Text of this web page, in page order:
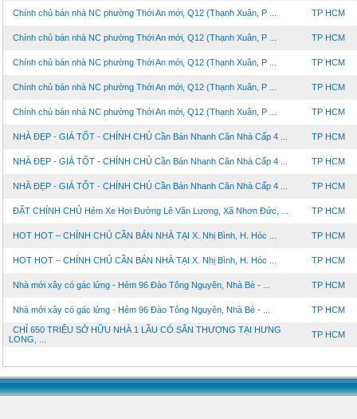
Chính chủ bán nhà NC phường Thới An mới, Q12 (Thạnh Xuân, P ... TP HCM
Chính chủ bán nhà NC phường Thới An mới, Q12 (Thạnh Xuân, P ... TP HCM
Chính chủ bán nhà NC phường Thới An mới, Q12 (Thạnh Xuân, P ... TP HCM
Chính chủ bán nhà NC phường Thới An mới, Q12 (Thạnh Xuân, P ... TP HCM
Chính chủ bán nhà NC phường Thới An mới, Q12 (Thạnh Xuân, P ... TP HCM
NHÀ ĐẸP - GIÁ TỐT - CHÍNH CHỦ Cần Bán Nhanh Căn Nhà Cấp 4 ... TP HCM
NHÀ ĐẸP - GIÁ TỐT - CHÍNH CHỦ Cần Bán Nhanh Căn Nhà Cấp 4 ... TP HCM
NHÀ ĐẸP - GIÁ TỐT - CHÍNH CHỦ Cần Bán Nhanh Căn Nhà Cấp 4 ... TP HCM
ĐẤT CHÍNH CHỦ Hẻm Xe Hơi Đường Lê Văn Lương, Xã Nhơn Đức, ... TP HCM
HOT HOT – CHÍNH CHỦ CẦN BÁN NHÀ TẠI X. Nhị Bình, H. Hóc ... TP HCM
HOT HOT – CHÍNH CHỦ CẦN BÁN NHÀ TẠI X. Nhị Bình, H. Hóc ... TP HCM
Nhà mới xây có gác lửng - Hẻm 96 Đào Tông Nguyên, Nhà Bè - ... TP HCM
Nhà mới xây có gác lửng - Hẻm 96 Đào Tông Nguyên, Nhà Bè - ... TP HCM
CHỈ 650 TRIỆU SỞ HỮU NHÀ 1 LẦU CÓ SÂN THƯỢNG TẠI HƯNG
LONG, ...
TP HCM